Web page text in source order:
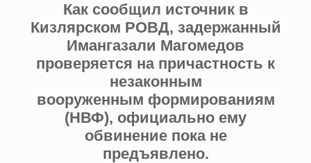
Как сообщил источник в
Кизлярском РОВД, задержанный
Имангазали Магомедов
проверяется на причастность к
незаконным
вооруженным формированиям
(НВФ), официально ему
обвинение пока не
предъявлено.